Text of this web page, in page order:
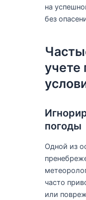
на
без
учете
погоды
Одной из
часто
или